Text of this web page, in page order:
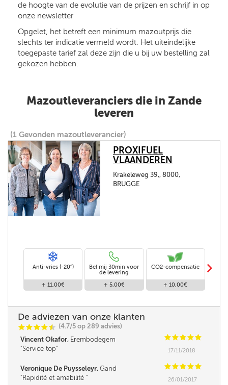
de hoogte van de evolutie van de prijzen en schrijf in op
onze newsletter
Opgelet, het betreft een minimum mazoutprijs die
slechts ter indicatie vermeld wordt. Het uiteindelijke
toegepaste tarief zal deze zijn die u bij uw bestelling zal
gekozen hebben.
Mazoutleveranciers die in Zande
leveren
(1 Gevonden mazoutleverancier)
PROXIFUEL
VLAANDEREN
Krakeleweg 39,, 8000,
BRUGGE
Anti-vries (-20°)
+ 11,00€
Bel mij 30min voor
de levering
+ 5,00€
CO2-compensatie
+ 10,00€
m
De adviezen van onze klanten
CCCCi
@ (4.7/5 op 289 advies)
Vincent Okafor, Erembodegem CCCCC
Service top
17/11/2018
Veronique De Puysseleyr, Gand CCCCC
Rapidité et amabilité
26/01/2017